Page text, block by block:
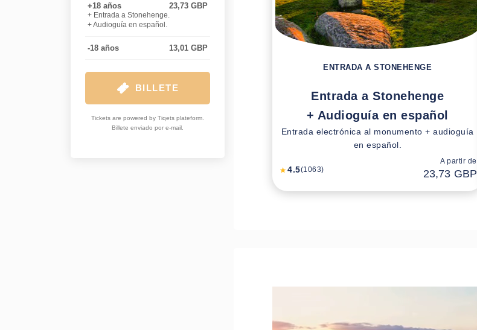
+18 años 23,73 GBP
+ Entrada a Stonehenge.
+ Audioguía en español.
-18 años 13,01 GBP
BILLETE
Tickets are powered by Tiqets plateform.
Billete enviado por e-mail.
ENTRADA A STONEHENGE
Entrada a Stonehenge
+ Audioguía en español
Entrada electrónica al monumento + audioguía
en español.
4.5(1063)
A partir de
23,73 GBP